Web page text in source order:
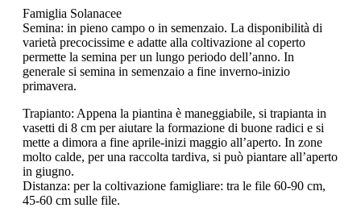
Famiglia Solanacee
Semina: in pieno campo o in semenzaio. La disponibilità di
varietà precocissime e adatte alla coltivazione al coperto
permette la semina per un lungo periodo dell’anno. In
generale si semina in semenzaio a fine inverno-inizio
primavera.
Trapianto: Appena la piantina è maneggiabile, si trapianta in
vasetti di 8 cm per aiutare la formazione di buone radici e si
mette a dimora a fine aprile-inizi maggio all’aperto. In zone
molto calde, per una raccolta tardiva, si può piantare all’aperto
in giugno.
Distanza: per la coltivazione famigliare: tra le file 60-90 cm,
45-60 cm sulle file.